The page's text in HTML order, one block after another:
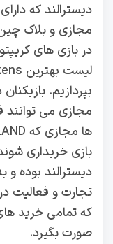
دیسترالند که
مجازی و بلاک
در بازی های
مجازی می توانند
دیسترالند بوده و
تجارت و فعالیت
که تمامی خرید
صورت بگیرد.